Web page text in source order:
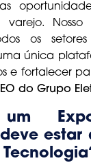
Nosso
os
única
e fortalecer
do Grupo